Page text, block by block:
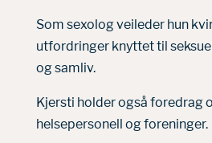
Som sexolog veileder hun
utfordringer knyttet til
og samliv.
Kjersti holder også foredrag
helsepersonell og foreninger.